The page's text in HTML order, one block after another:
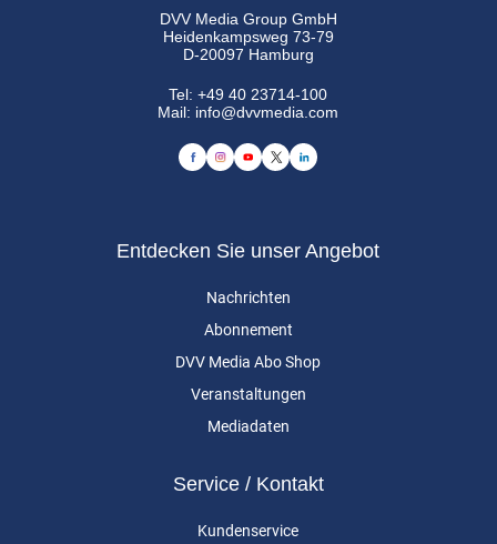
DVV Media Group GmbH
Heidenkampsweg 73-79
D-20097 Hamburg
Tel:+49 40 23714-100
Mail: info@dvvmedia.com
Entdecken Sie unser Angebot
Nachrichten
Abonnement
DVV Media Abo Shop
Veranstaltungen
Mediadaten
Service / Kontakt
Kundenservice